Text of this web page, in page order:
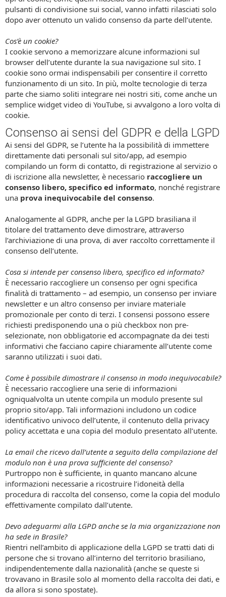
pulsanti di condivisione sui social, vanno infatti rilasciati solo
dopo aver ottenuto un valido consenso da parte dell’utente.
Cos’è un cookie?
I cookie servono a memorizzare alcune informazioni sul
browser dell’utente durante la sua navigazione sul sito. I
cookie sono ormai indispensabili per consentire il corretto
funzionamento di un sito. In più, molte tecnologie di terza
parte che siamo soliti integrare nei nostri siti, come anche un
semplice widget video di YouTube, si avvalgono a loro volta di
cookie.
Consenso ai sensi del GDPR e della LGPD
Ai sensi del GDPR, se l’utente ha la possibilità di immettere
direttamente dati personali sul sito/app, ad esempio
compilando un form di contatto, di registrazione al servizio o
di iscrizione alla newsletter, è necessario raccogliere un
consenso libero, specifico ed informato, nonché registrare
una prova inequivocabile del consenso.
Analogamente al GDPR, anche per la LGPD brasiliana il
titolare del trattamento deve dimostrare, attraverso
l’archiviazione di una prova, di aver raccolto correttamente il
consenso dell’utente.
Cosa si intende per consenso libero, specifico ed informato?
È necessario raccogliere un consenso per ogni specifica
finalità di trattamento – ad esempio, un consenso per inviare
newsletter e un altro consenso per inviare materiale
promozionale per conto di terzi. I consensi possono essere
richiesti predisponendo una o più checkbox non pre-
selezionate, non obbligatorie ed accompagnate da dei testi
informativi che facciano capire chiaramente all’utente come
saranno utilizzati i suoi dati.
Come è possibile dimostrare il consenso in modo inequivocabile?
È necessario raccogliere una serie di informazioni
ogniqualvolta un utente compila un modulo presente sul
proprio sito/app. Tali informazioni includono un codice
identificativo univoco dell’utente, il contenuto della privacy
policy accettata e una copia del modulo presentato all’utente.
La email che ricevo dall’utente a seguito della compilazione del
modulo non è una prova sufficiente del consenso?
Purtroppo non è sufficiente, in quanto mancano alcune
informazioni necessarie a ricostruire l’idoneità della
procedura di raccolta del consenso, come la copia del modulo
effettivamente compilato dall’utente.
Devo adeguarmi alla LGPD anche se la mia organizzazione non
ha sede in Brasile?
Rientri nell’ambito di applicazione della LGPD se tratti dati di
persone che si trovano all’interno del territorio brasiliano,
indipendentemente dalla nazionalità (anche se queste si
trovavano in Brasile solo al momento della raccolta dei dati, e
da allora si sono spostate).